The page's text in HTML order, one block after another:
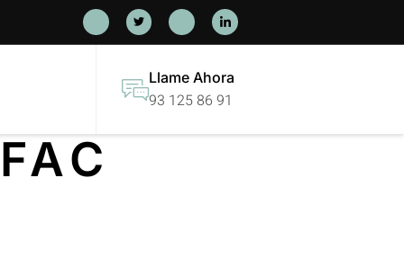
Llame Ahora
93 125 86 91